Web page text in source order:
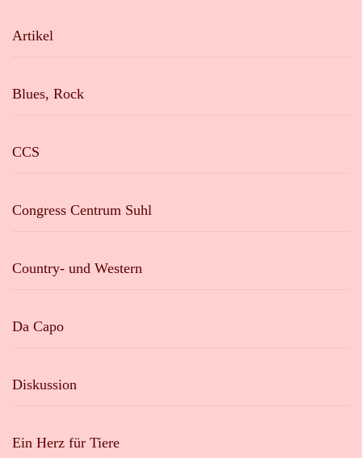
Artikel
Blues, Rock
CCS
Congress Centrum Suhl
Country- und Western
Da Capo
Diskussion
Ein Herz für Tiere